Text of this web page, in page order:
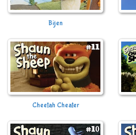
Bijen
Cheetah Cheater